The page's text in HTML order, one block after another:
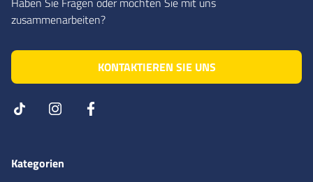
zusammenarbeiten?
KONTAKTIEREN SIE UNS
Kategorien